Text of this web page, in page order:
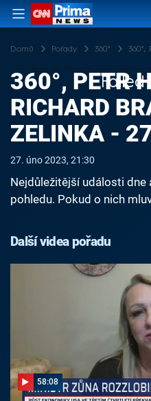
Domů Pořady 360° 360°,
Failed
360°, PETR
RICHARD
ZELINKA -
27. úno 2023, 21:30
Nejdůležitější události dne
pohledu. Pokud o nich
Další videa pořadu
58:08